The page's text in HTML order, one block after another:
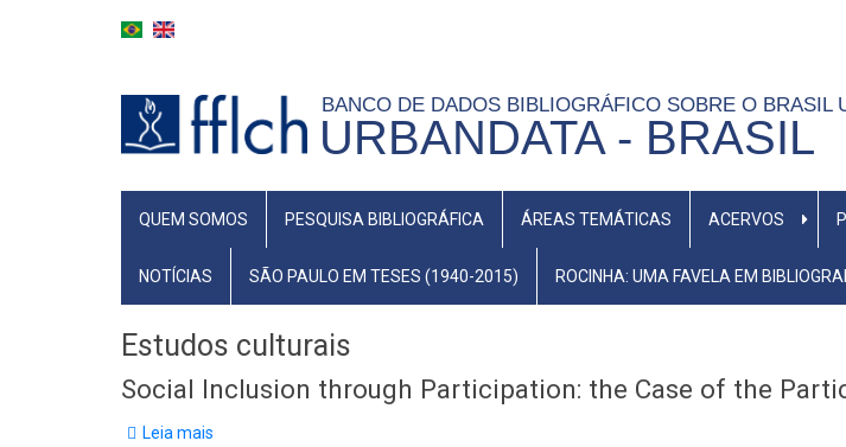
BANCO DE DADOS BIBLIOGRÁFICO SOBRE O BRASIL
URBANDATA - BRASIL
MAIN
QUEM SOMOS PESQUISA BIBLIOGRÁFICA ÁREAS TEMÁTICAS ACERVOS
NOTÍCIAS SÃO PAULO EM TESES (1940-2015) ROCINHA: UMA FAVELA EM
Estudos culturais
Social Inclusion through Participation: the Case of the
Leia mais